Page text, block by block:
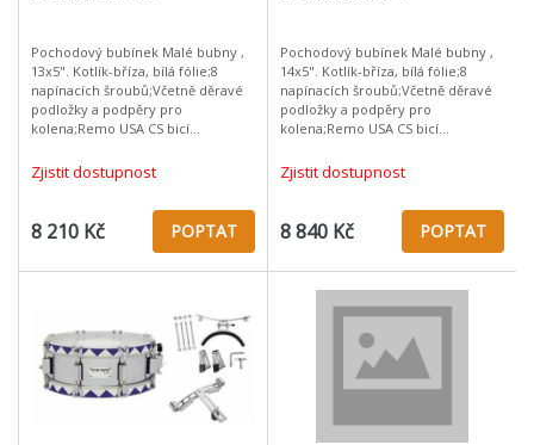
Pochodový bubínek Malé bubny ,
13x5". Kotlík-bříza, bílá fólie;8
napínacích šroubů;Včetně děravé
podložky a podpěry pro
kolena;Remo USA CS bicí
rezonanční blány;Hmotnost: 2,9kg
(13") resp. 3,1kg
Zjistit dostupnost
8 210 Kč POPTAT
Pochodový bubínek Malé bubny ,
14x5". Kotlík-bříza, bílá fólie;8
napínacích šroubů;Včetně děravé
podložky a podpěry pro
kolena;Remo USA CS bicí
rezonanční blány;Hmotnost: 2,9kg
(13") resp. 3,1kg
Zjistit dostupnost
8 840 Kč POPTAT